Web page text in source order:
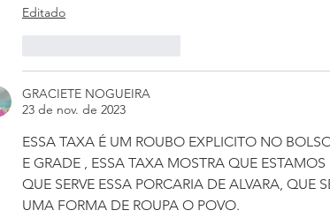
Editado
GRACIETE NOGUEIRA
23 de nov. de 2023
ESSA TAXA É UM ROUBO EXPLICITO NO
E GRADE , ESSA TAXA MOSTRA QUE
QUE SERVE ESSA PORCARIA DE ALVARA, QUE
UMA FORMA DE ROUPA O POVO.